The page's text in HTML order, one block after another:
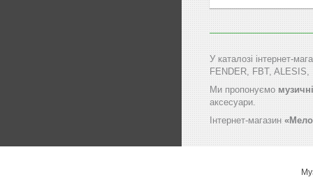
У каталозі інтернет-
FENDER, FBT, ALESIS,
Ми пропонуємо
аксесуари.
Інтернет-магазин